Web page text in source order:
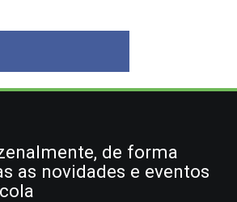
de forma
as novidades e eventos